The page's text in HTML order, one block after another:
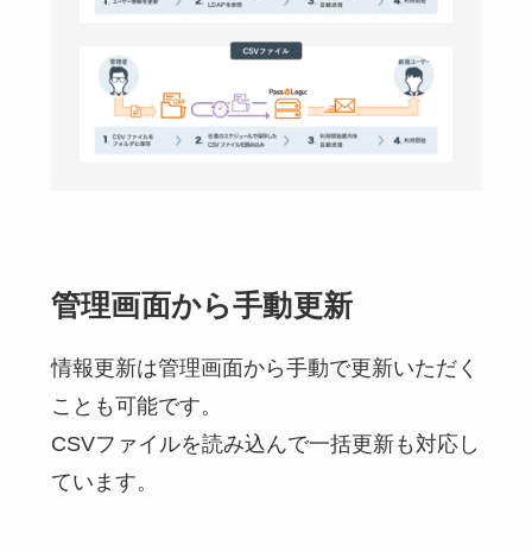
管理画面から手動更新
情報更新は管理画面から手動で更新いただく
ことも可能です。
CSVファイルを読み込んで一括更新も対応し
ています。